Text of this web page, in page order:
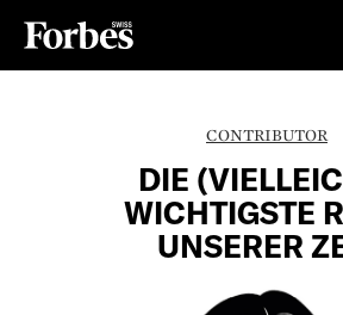
CONTRIBUTOR
DIE
WICHTIGSTE
UNSERER